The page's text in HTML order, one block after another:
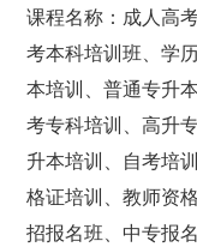
课程名称：成人高
考本科培训班、学
本培训、普通专升
考专科培训、高升
升本培训、自考培
格证培训、教师资
招报名班、中专报